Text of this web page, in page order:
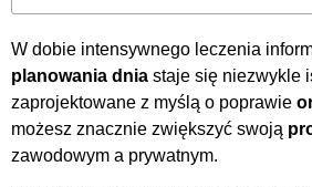
W dobie intensywnego leczenia
planowania dnia staje się niezwykle
zaprojektowane z myślą o poprawie
możesz znacznie zwiększyć swoją
zawodowym a prywatnym.